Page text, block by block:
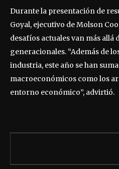
Durante la presentación de
Goyal, ejecutivo de Molson
desafíos actuales van más allá
generacionales. “Además de
industria, este año se han
macroeconómicos como los
entorno económico”, advirtió.